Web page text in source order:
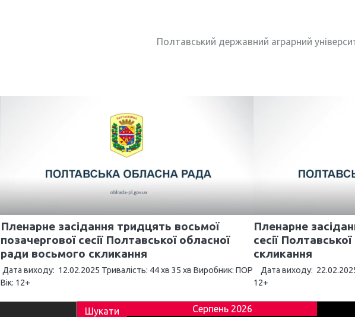
Полтавський державний аграрний
Пленарне засідання тридцять восьмої
позачергової сесії Полтавської обласної
ради восьмого скликання
Дата виходу: 12.02.2025 Тривалість: 44 хв 35 хв Виробник: ПОР
Вік: 12+
Пленарне
сесії
скликання
Дата виходу:
12+
Серпень 2026